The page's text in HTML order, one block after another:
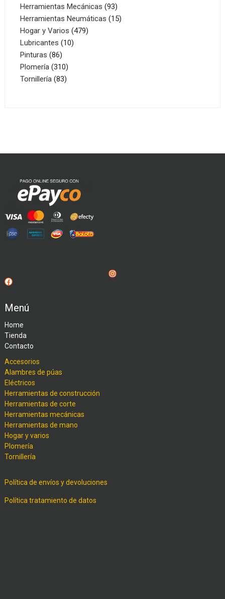
productos
Herramientas Mecánicas 9393
productos
Herramientas Neumáticas 1515
Hogar y Varios 479479
Lubricantes 1010
Pinturas 8686
productos
Plomería 310310
productos
Tornillería 8383
Instagram
Facebook
Menú
Home
Tienda
Contacto
Accesorios
Alambres de púas
Eléctricos
Herramientas de construcción
Herramientas de corte
Herramientas mecánicas
Herramientas de mano
Hogar y varios
Plomería
Tornillería
Política de envíos y devoluciones
Política tratamiento de datos